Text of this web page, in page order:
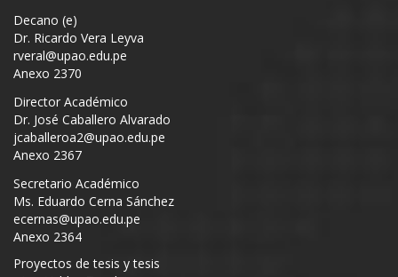
Decano (e)
Dr. Ricardo Vera Leyva
rveral@upao.edu.pe
Anexo 2370
Director Académico
Dr. José Caballero Alvarado
jcaballeroa2@upao.edu.pe
Anexo 2367
Secretario Académico
Ms. Eduardo Cerna Sánchez
ecernas@upao.edu.pe
Anexo 2364
Proyectos de tesis y tesis